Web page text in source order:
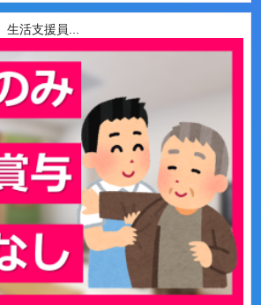
生活支援員...